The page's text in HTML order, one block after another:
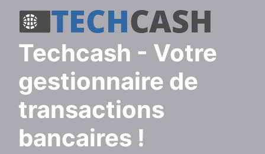
techcash - Votre
gestionnaire de
transactions
bancaires !